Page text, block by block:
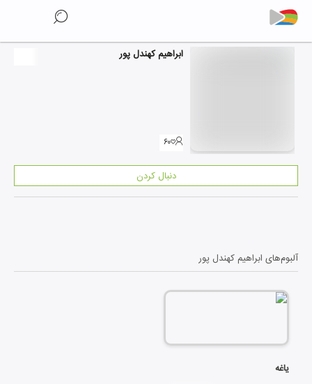
ابراهیم کهندل پور
۶۰
دنبال کردن
آلبوم‌های ابراهیم کهندل پور
یاغه